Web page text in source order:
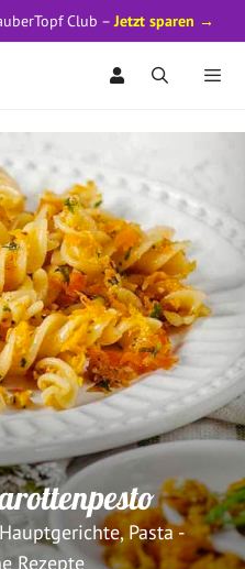
Hauptgerichte, Pasta -
Rezepte
Club –Jetzt sparen →